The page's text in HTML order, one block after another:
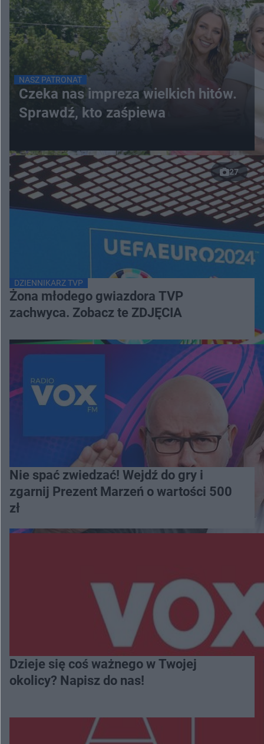
NASZ PATRONAT
Czeka nas impreza wielkich hitów.
Sprawdź, kto zaśpiewa
27
DZIENNIKARZ TVP
Żona młodego gwiazdora TVP
zachwyca. Zobacz te ZDJĘCIA
Nie spać zwiedzać! Wejdź do gry i
zgarnij Prezent Marzeń o wartości 500
zł
Dzieje się coś ważnego w Twojej
okolicy? Napisz do nas!